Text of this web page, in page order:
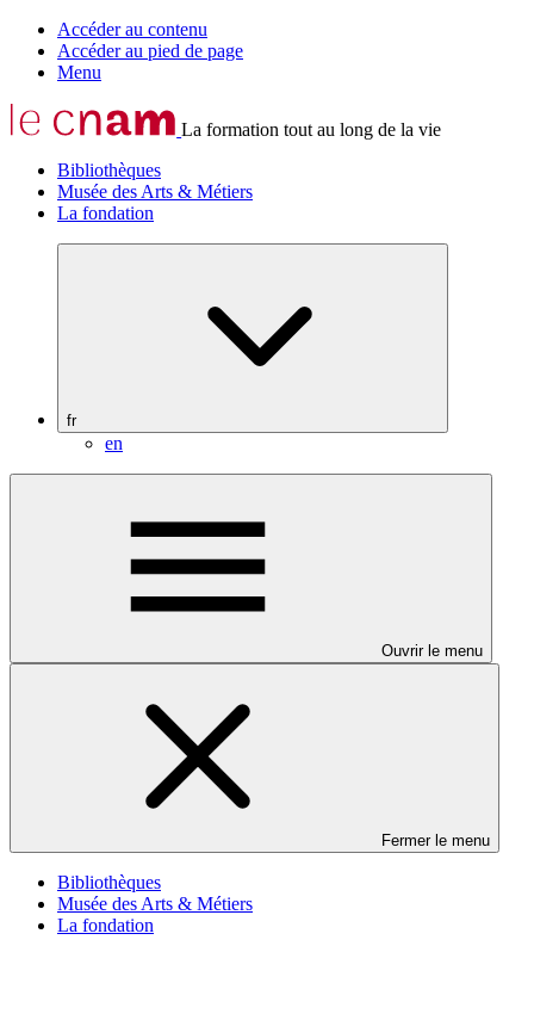
Accéder au contenu
Accéder au pied de page
Menu
La formation tout au long de la vie
Bibliothèques
Musée des Arts & Métiers
La fondation
fr
en
Ouvrir le menu
Fermer le menu
Bibliothèques
Musée des Arts & Métiers
La fondation